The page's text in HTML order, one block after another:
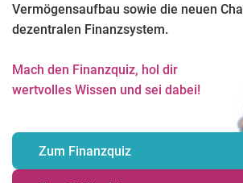
Vermögensaufbau sowie die neuen
dezentralen Finanzsystem.
Mach den Finanzquiz, hol dir
wertvolles Wissen und sei dabei!
Zum Finanzquiz